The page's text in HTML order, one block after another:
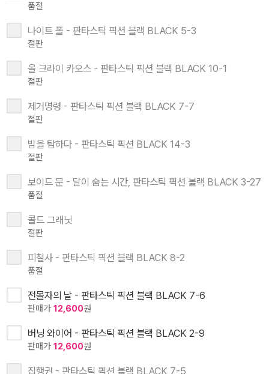
품절
나이트 폴 - 판타스틱 픽션 블랙 BLACK 5-3
절판
올 크라이 카오스 - 판타스틱 픽션 블랙 BLACK 10-1
절판
제거명령 - 판타스틱 픽션 블랙 BLACK 7-7
절판
밤을 탐하다 - 판타스틱 픽션 BLACK 14-3
절판
보이드 문 - 달이 숨는 시간, 판타스틱 픽션 블랙 BLACK 3-27
품절
콜드 그래닛
절판
피철사 - 판타스틱 픽션 블랙 BLACK 8-2
품절
전몰자의 날 - 판타스틱 픽션 블랙 BLACK 7-6
판매가 12,600원
버닝 와이어 - 판타스틱 픽션 블랙 BLACK 2-9
판매가 12,600원
집행권 - 판타스틱 픽션 블랙 BLACK 7-5